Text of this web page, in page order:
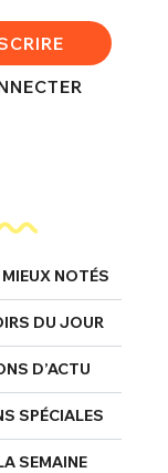
NOTÉS
DU JOUR
D’ACTU
SPÉCIALES
SEMAINE
FERMER
perdu ?